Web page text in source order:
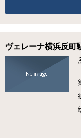
ヴェレーナ横浜反町